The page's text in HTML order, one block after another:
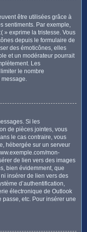
être utilisées grâce à
sentiments. Par exemple,
» exprime la tristesse. Vous
depuis le formulaire de
des émoticônes, elles
et un modérateur pourrait
Les
le nombre
message.
Si les
de pièces jointes, vous
le cas contraire, vous
hébergée sur un serveur
mon-
de lien vers des images
bien évidemment, que
insérer de lien vers des
d’authentification,
électronique de Outlook
passe, etc. Pour insérer une